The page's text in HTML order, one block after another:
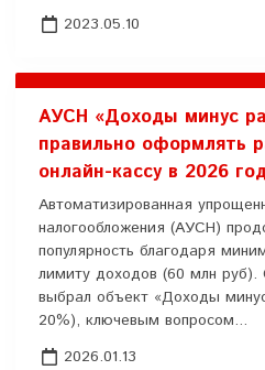
2023.05.10
АУСН «Доходы минус
правильно оформлять
онлайн-кассу в 2026
Автоматизированная
налогообложения (АУСН)
популярность благодаря
лимиту доходов (60 млн руб).
выбрал объект «Доходы
20%), ключевым вопросом...
2026.01.13